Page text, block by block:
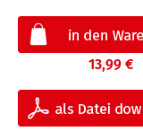
13,99 €